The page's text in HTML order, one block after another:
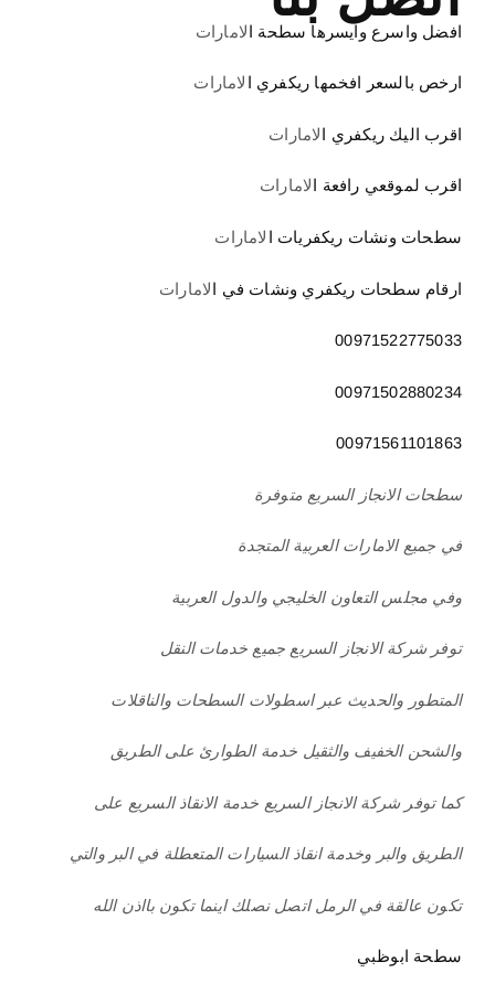
افضل واسرع وايسرها سطحة الامارات
ارخص بالسعر افخمها ريكفري الامارات
اقرب اليك ريكفري الامارات
اقرب لموقعي رافعة ا لامارات
سطحات ونشات ريكفريات الامارات
ارقام سطحات ريكفري ونشات في ا لامارات
00971522775033
00971502880234
00971561101863
سطحات الانجاز السريع متوفرة
في جميع الامارات العربية المتجدة
وفي مجلس التعاون الخليجي والدول العربية
توفر شركة الانجاز السريع جميع خدمات النقل
المتطور والحديث عبر اسطولات السطحات والناقلات
والشحن الخفيف والثقيل خدمة الطوارئ على الطريق
كما توفر شركة الانجاز السريع خدمة الانقاذ السريع على
الطريق والبر وخدمة انقاذ السيارات المتعطلة في البر والتي
تكون عالقة في الرمل اتصل نصلك اينما تكون بااذن الله
سطحة ابوظبي